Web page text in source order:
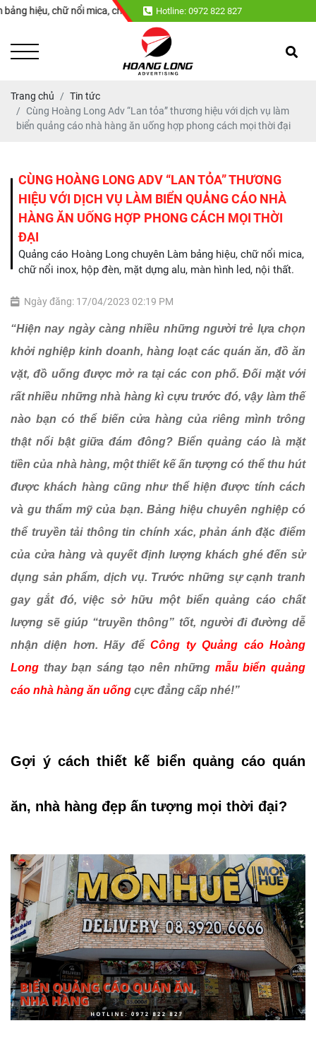
chữ nổi mica, chữ nổi inox, hộp đèn, mặt dựng alu, màn hình led, nội
Hotline: 0972 822 827
Trang chủ
Tin tức
Cùng Hoàng Long Adv “Lan tỏa” thương hiệu với dịch vụ làm
biển quảng cáo nhà hàng ăn uống hợp phong cách mọi thời đại
CÙNG HOÀNG LONG ADV “LAN TỎA” THƯƠNG
HIỆU VỚI DỊCH VỤ LÀM BIỂN QUẢNG CÁO NHÀ
HÀNG ĂN UỐNG HỢP PHONG CÁCH MỌI THỜI
ĐẠI
Quảng cáo Hoàng Long chuyên Làm bảng hiệu, chữ nổi mica,
chữ nổi inox, hộp đèn, mặt dựng alu, màn hình led, nội thất.
Ngày đăng: 17/04/2023 02:19 PM
“Hiện nay ngày càng nhiều những người trẻ lựa chọn
khởi nghiệp kinh doanh, hàng loạt các quán ăn, đồ ăn
vặt, đồ uống được mở ra tại các con phố. Đối mặt với
rất nhiều những nhà hàng kì cựu trước đó, vậy làm thế
nào bạn có thể biến cửa hàng của riêng mình trông
thật nổi bật giữa đám đông? Biển quảng cáo là mặt
tiền của nhà hàng, một thiết kế ấn tượng có thể thu hút
được khách hàng cũng như thể hiện được tính cách
và gu thẩm mỹ của bạn. Bảng hiệu chuyên nghiệp có
thể truyền tải thông tin chính xác, phản ánh đặc điểm
của cửa hàng và quyết định lượng khách ghé đến sử
dụng sản phẩm, dịch vụ. Trước những sự cạnh tranh
gay gắt đó, việc sở hữu một biển quảng cáo chất
lượng sẽ giúp “truyền thông” tốt, người đi đường dễ
nhận diện hơn. Hãy đểCông ty Quảng cáo Hoàng
Long thay bạn sáng tạo nên những mẫu biển quảng
cáo nhà hàng ăn uống cực đẳng cấp nhé!”
Gợi ý cách thiết kế biển quảng cáo quán
ăn, nhà hàng đẹp ấn tượng mọi thời đại?